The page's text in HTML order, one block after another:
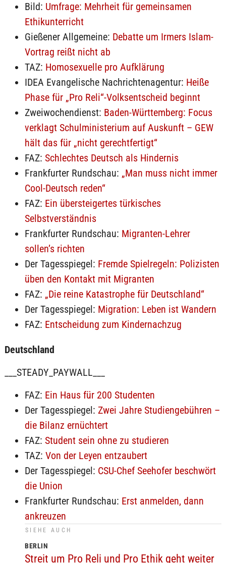
Bild: Umfrage: Mehrheit für gemeinsamen
Ethikunterricht
Gießener Allgemeine: Debatte um Irmers Islam-
Vortrag reißt nicht ab
TAZ: Homosexuelle pro Aufklärung
IDEA Evangelische Nachrichtenagentur: Heiße
Phase für „Pro Reli“-Volksentscheid beginnt
Zweiwochendienst: Baden-Württemberg: Focus
verklagt Schulministerium auf Auskunft – GEW
hält das für „nicht gerechtfertigt“
FAZ: Schlechtes Deutsch als Hindernis
Frankfurter Rundschau: „Man muss nicht immer
Cool-Deutsch reden“
FAZ: Ein übersteigertes türkisches
Selbstverständnis
Frankfurter Rundschau: Migranten-Lehrer
sollen’s richten
Der Tagesspiegel: Fremde Spielregeln: Polizisten
üben den Kontakt mit Migranten
FAZ: „Die reine Katastrophe für Deutschland“
Der Tagesspiegel: Migration: Leben ist Wandern
FAZ: Entscheidung zum Kindernachzug
Deutschland
___STEADY_PAYWALL___
FAZ: Ein Haus für 200 Studenten
Der Tagesspiegel: Zwei Jahre Studiengebühren –
die Bilanz ernüchtert
FAZ: Student sein ohne zu studieren
TAZ: Von der Leyen entzaubert
Der Tagesspiegel: CSU-Chef Seehofer beschwört
die Union
Frankfurter Rundschau: Erst anmelden, dann
ankreuzen
SIEHE AUCH
BERLIN
Streit um Pro Reli und Pro Ethik geht weiter